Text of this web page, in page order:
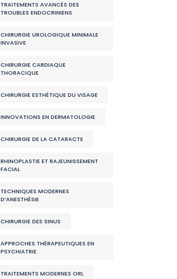
TRAITEMENTS AVANCÉS DES
TROUBLES ENDOCRINIENS
CHIRURGIE UROLOGIQUE MINIMALE
INVASIVE
CHIRURGIE CARDIAQUE
THORACIQUE
CHIRURGIE ESTHÉTIQUE DU VISAGE
INNOVATIONS EN DERMATOLOGIE
CHIRURGIE DE LA CATARACTE
RHINOPLASTIE ET RAJEUNISSEMENT
FACIAL
TECHNIQUES MODERNES
D’ANESTHÉSIE
CHIRURGIE DES SINUS
APPROCHES THÉRAPEUTIQUES EN
PSYCHIATRIE
TRAITEMENTS MODERNES ORL